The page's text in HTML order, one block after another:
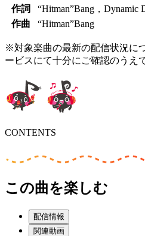
作詞
“Hitman”Bang，Dynamic
作曲
“Hitman”Bang
※対象楽曲の最新の配信状況に
ービスにて十分にご確認のうえ
CONTENTS
この曲を楽しむ
配信情報
関連動画